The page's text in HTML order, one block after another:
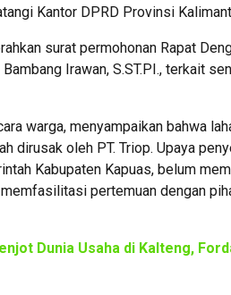
Kantor DPRD Provinsi
surat permohonan Rapat
Irawan, S.ST.PI., terkait
warga, menyampaikan bahwa
dirusak oleh PT. Triop. Upaya
Kabupaten Kapuas, belum
pertemuan dengan
Dunia Usaha di Kalteng,